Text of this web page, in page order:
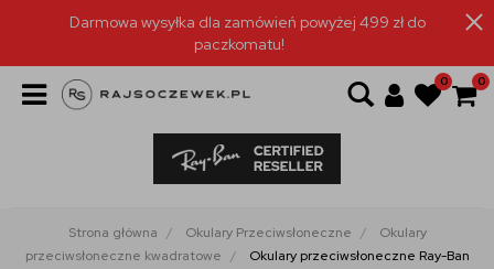
Darmowa wysyłka dla zamówień powyżej 499 zł do
paczkomatu!
0 0
Strona główna Okulary Przeciwsłoneczne
Okulary
przeciwsłoneczne kwadratowe
Okulary przeciwsłoneczne Ray-Ban